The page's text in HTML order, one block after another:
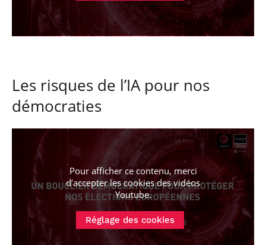
Les risques de l’IA pour nos
démocraties
Pour afficher ce contenu, merci
d’accepter les cookiesdes vidéos
Youtube.
Réglage des cookies